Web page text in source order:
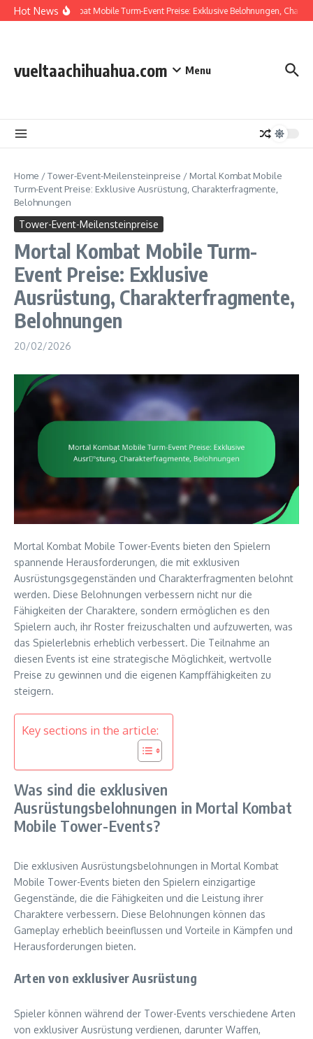
Skip to content
Hot News
Mortal Kombat Mobile Turm-Event Preise: Exklusive Belohnungen,
vueltaachihuahua.com Menu
Home /Tower-Event-Meilensteinpreise / Mortal Kombat Mobile
Turm-Event Preise: Exklusive Ausrüstung, Charakterfragmente,
Belohnungen
Tower-Event-Meilensteinpreise
Mortal Kombat Mobile Turm-
Event Preise: Exklusive
Ausrüstung, Charakterfragmente,
Belohnungen
20/02/2026
Mortal Kombat Mobile Tower-Events bieten den Spielern
spannende Herausforderungen, die mit exklusiven
Ausrüstungsgegenständen und Charakterfragmenten belohnt
werden. Diese Belohnungen verbessern nicht nur die
Fähigkeiten der Charaktere, sondern ermöglichen es den
Spielern auch, ihr Roster freizuschalten und aufzuwerten, was
das Spielerlebnis erheblich verbessert. Die Teilnahme an
diesen Events ist eine strategische Möglichkeit, wertvolle
Preise zu gewinnen und die eigenen Kampffähigkeiten zu
steigern.
Key sections in the article:
Was sind die exklusiven
Ausrüstungsbelohnungen in Mortal Kombat
Mobile Tower-Events?
Die exklusiven Ausrüstungsbelohnungen in Mortal Kombat
Mobile Tower-Events bieten den Spielern einzigartige
Gegenstände, die die Fähigkeiten und die Leistung ihrer
Charaktere verbessern. Diese Belohnungen können das
Gameplay erheblich beeinflussen und Vorteile in Kämpfen und
Herausforderungen bieten.
Arten von exklusiver Ausrüstung
Spieler können während der Tower-Events verschiedene Arten
von exklusiver Ausrüstung verdienen, darunter Waffen,